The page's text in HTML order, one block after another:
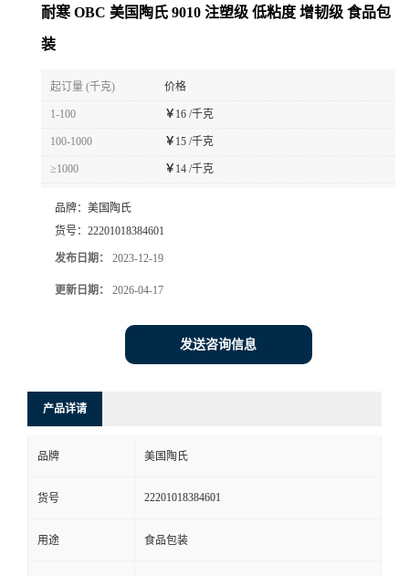
证
留
言
耐寒 OBC 美国陶氏 9010 注塑级 低粘度 增韧级 食品包
装
起订量 (千克) 价格
1-100 ￥ 16 /千克
100-1000 ￥ 15 /千克
≥1000 ￥ 14 /千克
品牌： 美国陶氏
货号： 22201018384601
发布日期： 2023-12-19
更新日期： 2026-04-17
发送咨询信息
产品详请
品牌 美国陶氏
货号 22201018384601
用途 食品包装